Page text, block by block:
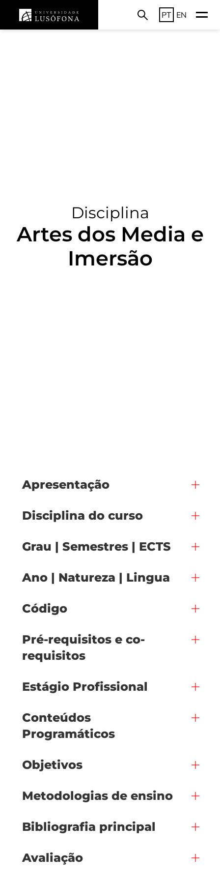
PT EN
Disciplina
Artes dos Media e
Imersão
Apresentação
Disciplina do curso
Grau | Semestres | ECTS
Ano | Natureza | Lingua
Código
Pré-requisitos e co-
requisitos
Estágio Profissional
Conteúdos
Programáticos
Objetivos
Metodologias de ensino
Bibliografia principal
Avaliação